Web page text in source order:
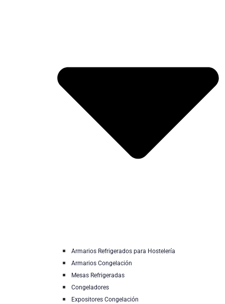
Armarios Refrigerados para Hostelería
Armarios Congelación
Mesas Refrigeradas
Congeladores
Expositores Congelación